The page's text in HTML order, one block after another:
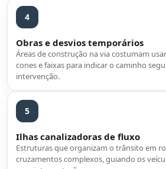
4
Obras e desvios temporários
Áreas de construção na via costumam
cones e faixas para indicar o caminho
intervenção.
5
Ilhas canalizadoras de fluxo
Estruturas que organizam o trânsito em
cruzamentos complexos, guiando os